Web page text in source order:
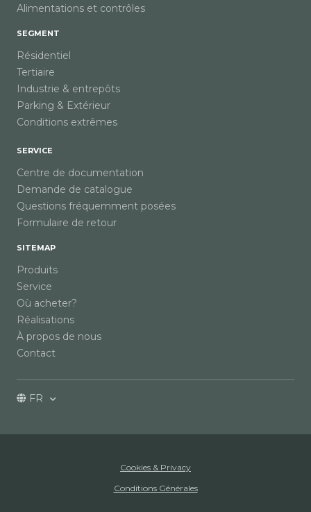
Alimentations et contrôles
SEGMENT
Résidentiel
Tertiaire
Industrie & entrepôts
Parking & Extérieur
Conditions extrêmes
SERVICE
Centre de documentation
Demande de catalogue
Questions fréquemment posées
Formulaire de retour
SITEMAP
Produits
Service
Où acheter?
Réalisations
À propos de nous
Contact
FR
Cookies & Privacy
Conditions Générales